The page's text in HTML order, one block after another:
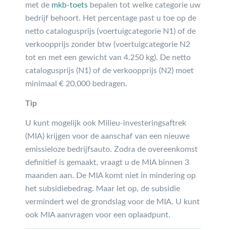
met de mkb-toets bepalen tot welke categorie uw
bedrijf behoort. Het percentage past u toe op de
netto catalogusprijs (voertuigcategorie N1) of de
verkoopprijs zonder btw (voertuigcategorie N2
tot en met een gewicht van 4.250 kg). De netto
catalogusprijs (N1) of de verkoopprijs (N2) moet
minimaal € 20.000 bedragen.
Tip
U kunt mogelijk ook Milieu-investeringsaftrek
(MIA) krijgen voor de aanschaf van een nieuwe
emissieloze bedrijfsauto. Zodra de overeenkomst
definitief is gemaakt, vraagt u de MIA binnen 3
maanden aan. De MIA komt niet in mindering op
het subsidiebedrag. Maar let op, de subsidie
vermindert wel de grondslag voor de MIA. U kunt
ook MIA aanvragen voor een oplaadpunt.